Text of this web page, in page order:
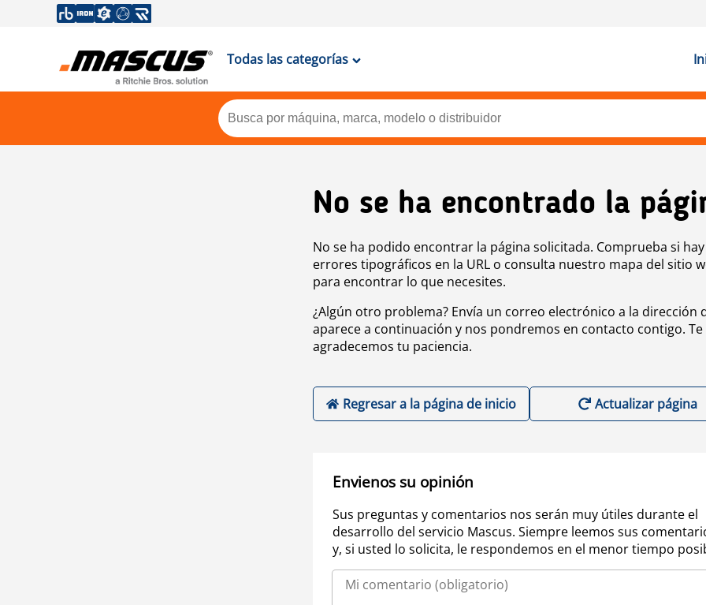
Todas las categorías
No se ha encontrado la
No se ha podido encontrar la página solicitada. Comprueba si hay
errores tipográficos en la URL o consulta nuestro mapa del sitio
para encontrar lo que necesites.
¿Algún otro problema? Envía un correo electrónico a la dirección
aparece a continuación y nos pondremos en contacto contigo. Te
agradecemos tu paciencia.
Regresar a la página de inicio Actualizar página
Envienos su opinión
Sus preguntas y comentarios nos serán muy útiles durante el
desarrollo del servicio Mascus. Siempre leemos sus
y, si usted lo solicita, le respondemos en el menor tiempo